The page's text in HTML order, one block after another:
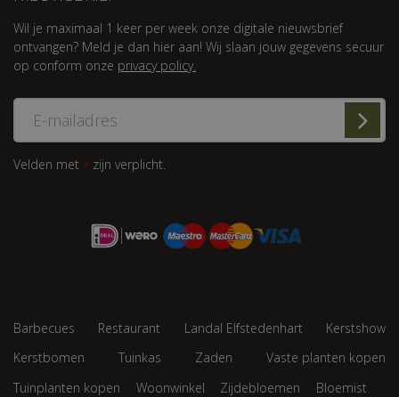
Wil je maximaal 1 keer per week onze digitale nieuwsbrief
ontvangen? Meld je dan hier aan! Wij slaan jouw gegevens secuur
op conform onze privacy policy.
Velden met * zijn verplicht.
Barbecues Restaurant Landal Elfstedenhart
Kerstshow
Kerstbomen
Tuinkas Zaden
Vaste planten kopen
Tuinplanten kopen
Woonwinkel Zijdebloemen Bloemist